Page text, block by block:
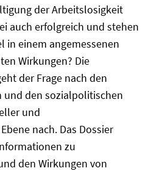
der Arbeitslosigkeit
auch erfolgreich und stehen
in einem angemessenen
Wirkungen? Die
der Frage nach den
und den sozialpolitischen
und
nach. Das Dossier
zu
den Wirkungen von